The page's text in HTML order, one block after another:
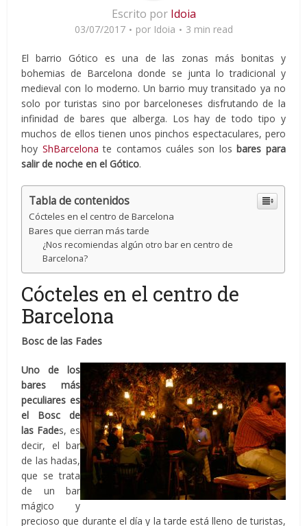
Escrito por Idoia
03/07/2017 por Idoia 3 min read
El barrio Gótico es una de las zonas más bonitas y
bohemias de Barcelona donde se junta lo tradicional y
medieval con lo moderno. Un barrio muy transitado ya no
solo por turistas sino por barceloneses disfrutando de la
infinidad de bares que alberga. Los hay de todo tipo y
muchos de ellos tienen unos pinchos espectaculares, pero
hoy ShBarcelona te contamos cuáles son los bares para
salir de noche en el Gótico.
Tabla de contenidos
Cócteles en el centro de Barcelona
Bares que cierran más tarde
¿Nos recomiendas algún otro bar en centro de
Barcelona?
Cócteles en el centro de
Barcelona
Bosc de las Fades
Uno de los
bares más
peculiares es
el Bosc de
las Fades, es
decir, el bar
de las hadas,
que se trata
de un bar
mágico y
precioso que durante el día y la tarde está lleno de turistas,